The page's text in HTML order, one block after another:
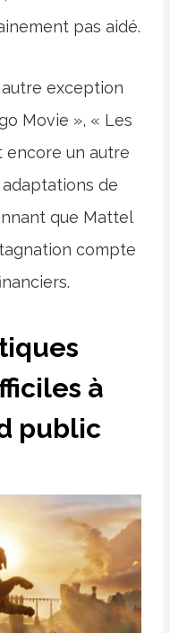
pas aidé.
exception
Movie », « Les
encore un autre
de
que Mattel
compte
à
public